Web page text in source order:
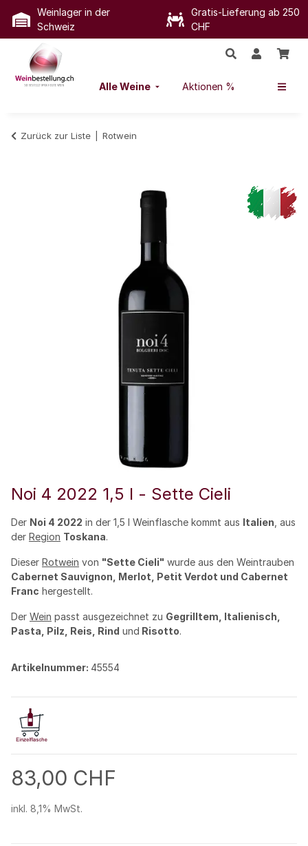
Weinlager in der
Schweiz
Gratis-Lieferung ab 250
CHF
Alle Weine Aktionen %
Zurück zur Liste Rotwein
Noi 4 2022 1,5 l - Sette Cieli
Der Noi 4 2022 in der 1,5 l Weinflasche kommt aus Italien , aus
der Region Toskana.
Dieser Rotwein von "Sette Cieli" wurde aus den Weintrauben
Cabernet Sauvignon, Merlot, Petit Verdot und Cabernet
Franc hergestellt.
Der Wein passt ausgezeichnet zu Gegrilltem, Italienisch,
Pasta, Pilz, Reis, Rind und Risotto.
Artikelnummer: 45554
83,00 CHF
inkl. 8,1% MwSt.